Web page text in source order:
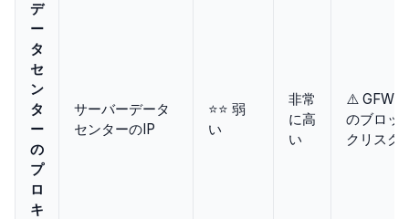
デ
ー
タ
セ
ン
タ
ー
の
プ
ロ
キ
サーバーデータ
センターのIP
⭐⭐ 弱
い
非常
に高
い
⚠️ GFW
のブロッ
クリスク